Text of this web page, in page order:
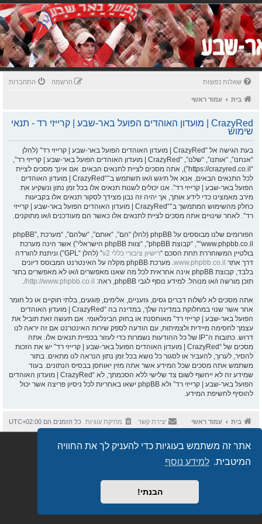
אתר זה משתמש בעוגיות כדי להעניק לך את החוויה
המיטבית. למידע נוסף
הבנתי!
שאלות נפוצות התחברות הרשמה
בית עמוד ראשי
CrazyRed | מועדון האוהדים הפועל באר-שבע | קרייזי רד - תנאי
שימוש
בעת הגישה אל “CrazyRed | מועדון האוהדים הפועל באר-שבע | קרייזי רד” (להלן
“אנחנו”, “אותנו”, “שלנו”, “CrazyRed | מועדון האוהדים הפועל באר-שבע | קרייזי רד”,
“https://crazyred.co.il”), אתה מסכים לציית לתנאים הבאים. אם אינך מסכים לציית
לכל התנאים הבאים, אנא אל תיגש ו/או תשתמש ב־“CrazyRed | מועדון האוהדים
הפועל באר-שבע | קרייזי רד”. אנו יכולים לשנות תנאים אלו בכל זמן נתון ונשקיע את
מירב מאמצינו כדי לידע אותך, אך יהיה זה נבון מצידך לסקור תנאים אלו בקביעות
כחלק מהשימוש המתמשך ב־“CrazyRed | מועדון האוהדים הפועל באר-שבע | קרייזי
רד”. לאחר שינויים אתה מסכים לציית לתנאים אלו כאשר הם מעודכנים ו/או מתוקנים.
הפורומים שלנו מבוססים על phpBB (להלן “הם”, “אותם”, “שלהם”, “מערכת phpBB”,
“www.phpbb.co.il”, “קבוצת phpBB”, “צוות phpBB הישראלי”) אשר הינה מערכת
בולטיין המשוחררת תחת הסכם “רישיון ציבורי כללי v2
” (להלן “GPL”) וניתנת להורדה
דרך אתר www.phpbb.co.il
. מערכת phpBB מקלה על האינטרנט המבוסס דיונים
בלבד, קבוצת phpBB אינה אחראית לכל מה שאנו מאפשרים ו/או לא מאפשרים בתור
תוכן מורשה ו/או מנוהל. למידע נוסף לגבי phpBB, ראה:
http://www.phpbb.co.il/
.
אתה מסכים לא לשלוח דברים גסים, גזעניים, אלימים, פוגעים, בלתי חוקיים או כל חומר
אחר אשר שנוי במחלוקת במדינה שלך, במדינה בה “CrazyRed | מועדון האוהדים
הפועל באר-שבע | קרייזי רד” מאוחסנת או בחוק הבינלאומי. אם תעשה זאת תוביל את
עצמך לחסימה מיידית ולצמיתות, עם הודעה לספק שירות האינטרנט אם זה יראה לנו
דרוש. כתובות ה־IP של כל ההודעות נשמרות כדי לעזור בכפיית תנאים אלו. אתה
מסכים של “CrazyRed | מועדון האוהדים הפועל באר-שבע | קרייזי רד” יש את הזכות
להסיר, לערוך, להעביר או לסגור כל נושא בכל זמן נתון הנראה לנו מתאים. בתור
משתמש אתה מסכים שכל המידע אשר אתה מזין יאוחסן בבסיס הנתונים. בעוד
שמידע זה לא ייחשף לשום צד שלישי ללא הסכמתך, לא “CrazyRed | מועדון האוהדים
הפועל באר-שבע | קרייזי רד” ולא phpBB ישאו באחריות לכל ניסיון פריצה אשר יכול
להוסיף לחשיפת המידע.
בית עמוד ראשי כל הזמנים הם UTC+02:00 מחיקת עוגיות יצירת קשר
מופעל על ידי phpBB
® Forum Software © phpBB Limited
מבוסס על
phpBB.co.il - פורומים בעברית . © 2017 - phpBB.co.il.